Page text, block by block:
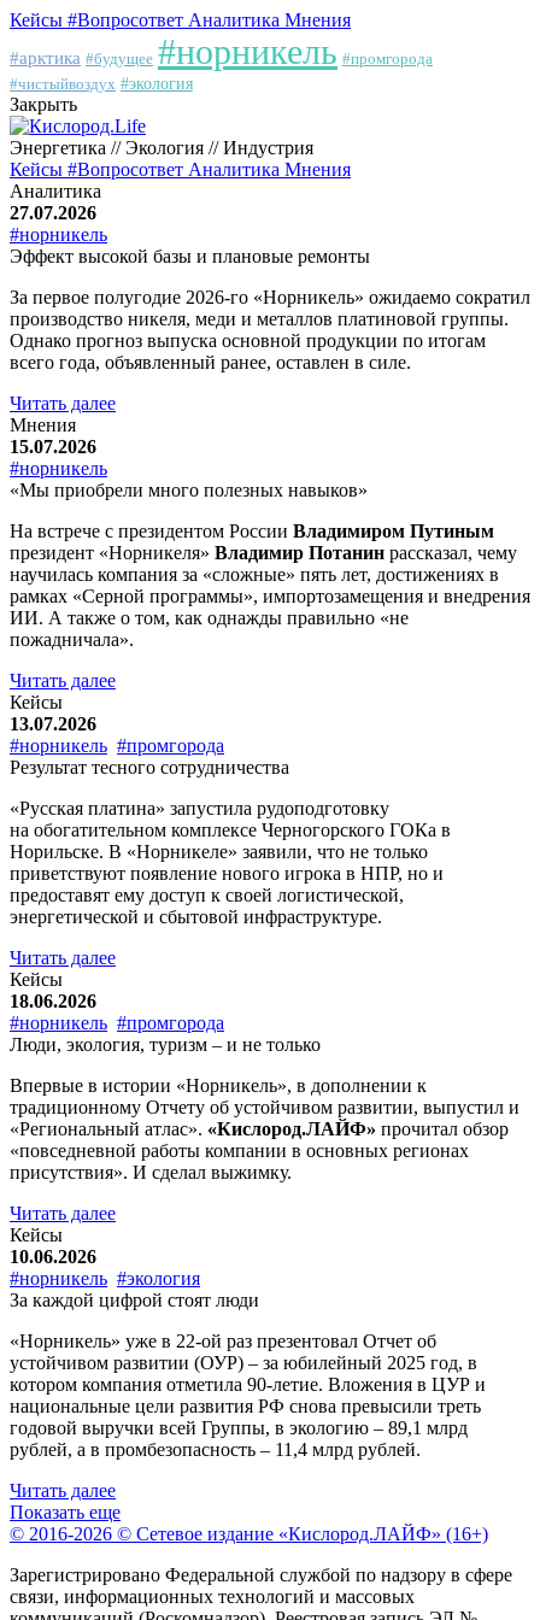
Кейсы #Вопросответ Аналитика Мнения
#арктика #будущее #норникель #промгорода
#чистыйвоздух #экология
Закрыть
Энергетика // Экология // Индустрия
Кейсы #Вопросответ Аналитика Мнения
Аналитика
27.07.2026
#норникель
Эффект высокой базы и плановые ремонты
За первое полугодие 2026-го «Норникель» ожидаемо сократил
производство никеля, меди и металлов платиновой группы.
Однако прогноз выпуска основной продукции по итогам
всего года, объявленный ранее, оставлен в силе.
Читать далее
Мнения
15.07.2026
#норникель
«Мы приобрели много полезных навыков»
На встрече с президентом России Владимиром Путиным
президент «Норникеля» Владимир Потанин рассказал, чему
научилась компания за «сложные» пять лет, достижениях в
рамках «Серной программы», импортозамещения и внедрения
ИИ. А также о том, как однажды правильно «не
пожадничала».
Читать далее
Кейсы
13.07.2026
#норникель #промгорода
Результат тесного сотрудничества
«Русская платина» запустила рудоподготовку
на обогатительном комплексе Черногорского ГОКа в
Норильске. В «Норникеле» заявили, что не только
приветствуют появление нового игрока в НПР, но и
предоставят ему доступ к своей логистической,
энергетической и сбытовой инфраструктуре.
Читать далее
Кейсы
18.06.2026
#норникель #промгорода
Люди, экология, туризм – и не только
Впервые в истории «Норникель», в дополнении к
традиционному Отчету об устойчивом развитии, выпустил и
«Региональный атлас». «Кислород.ЛАЙФ» прочитал обзор
«повседневной работы компании в основных регионах
присутствия». И сделал выжимку.
Читать далее
Кейсы
10.06.2026
#норникель #экология
За каждой цифрой стоят люди
«Норникель» уже в 22-ой раз презентовал Отчет об
устойчивом развитии (ОУР) – за юбилейный 2025 год, в
котором компания отметила 90-летие. Вложения в ЦУР и
национальные цели развития РФ снова превысили треть
годовой выручки всей Группы, в экологию – 89,1 млрд
рублей, а в промбезопасность – 11,4 млрд рублей.
Читать далее
Показать еще
© 2016-2026 © Сетевое издание «Кислород.ЛАЙФ» (16+)
Зарегистрировано Федеральной службой по надзору в сфере
связи, информационных технологий и массовых